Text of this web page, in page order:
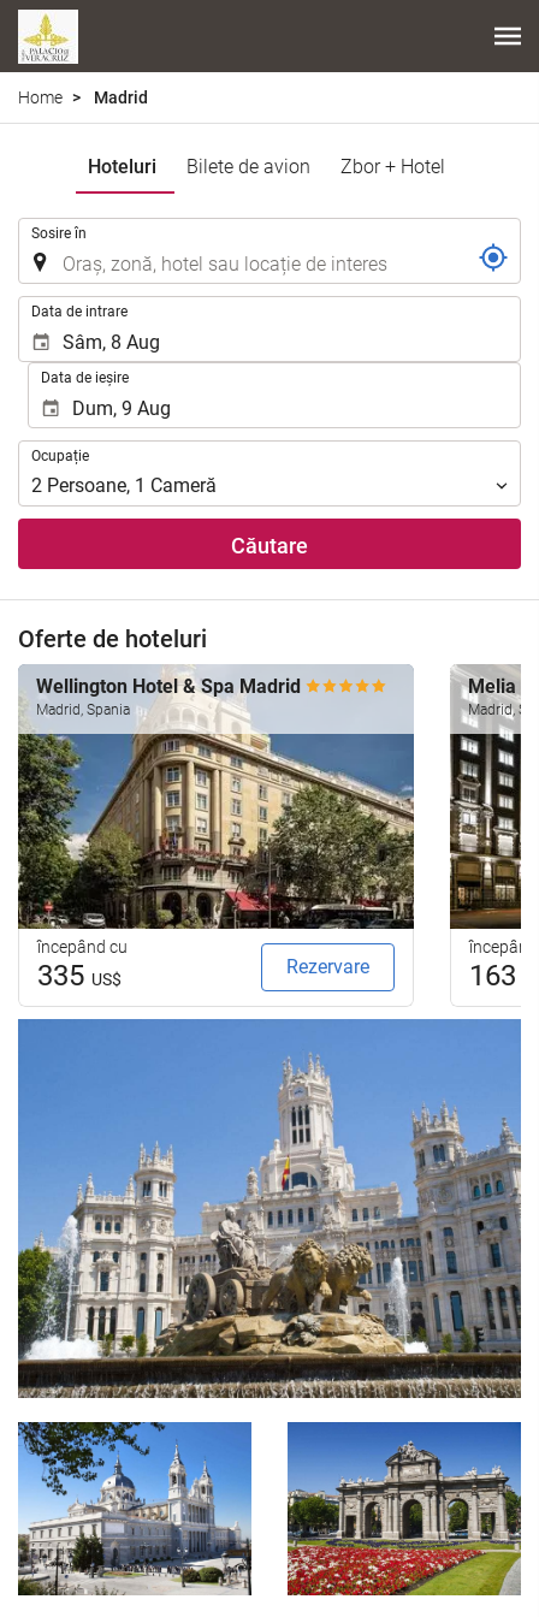
Home Madrid
Hoteluri Bilete de avion Zbor + Hotel
Sosire în
Data de intrare
Data de ieșire
Ocupație
Ocupație
2 Persoane, 1 Cameră
Căutare
Oferte de hoteluri
Wellington Hotel & Spa Madrid
Madrid, Spania
începând cu
335 US$
Rezervare
Melia
Madrid,
163